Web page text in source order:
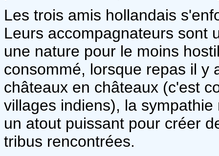
Les trois amis hollandais
Leurs accompagnateurs sont
une nature pour le moins
consommé, lorsque repas il y
châteaux en châteaux (c'est
villages indiens), la
un atout puissant pour créer
tribus rencontrées.